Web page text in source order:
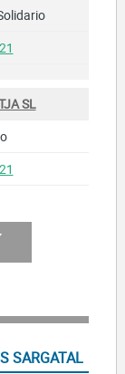
SL
SARGATAL